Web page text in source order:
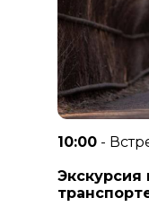
10:00 -
Экскурсия